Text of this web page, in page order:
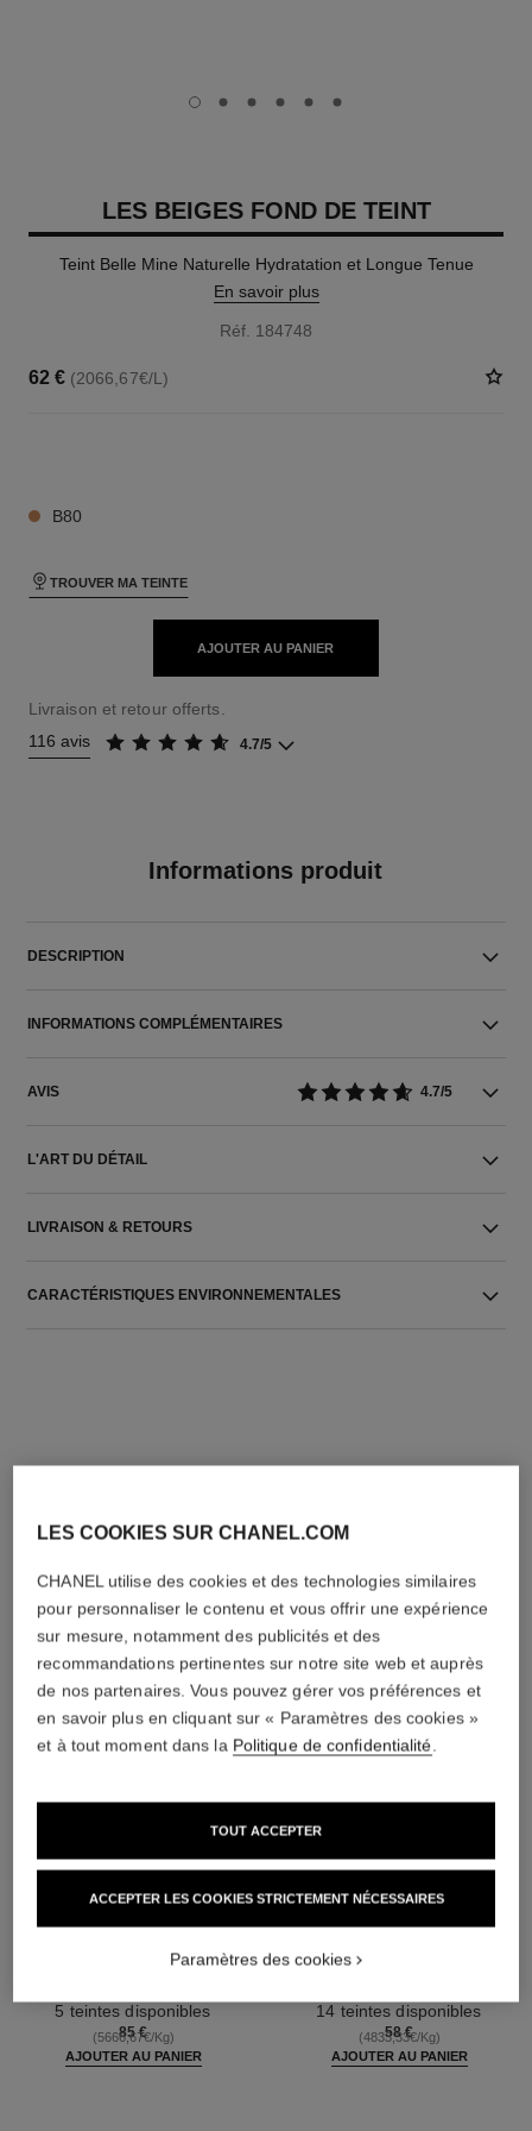
carousel dot
carousel dot
carousel dot
carousel dot
carousel dot
carousel dot
LES BEIGES FOND DE TEINT
Teint Belle Mine Naturelle Hydratation et Longue Tenue
En savoir plus
Réf. 184748
62 € (2066,67€/L)
B80
TROUVER MA TEINTE
AJOUTER AU PANIER
Livraison et retour offerts.
116 avis
4.7/5
Informations produit
DESCRIPTION
INFORMATIONS COMPLÉMENTAIRES
AVIS 4.7/5
L'ART DU DÉTAIL
LIVRAISON & RETOURS
CARACTÉRISTIQUES ENVIRONNEMENTALES
les beiges poudre belle mine
ensoleillée
Harmonie de Trois Poudres
Blush et Enlumineur. Visage,
Cou et Décolleté. Maxi Format
Réf. 186362
5 teintes disponibles
85 €
(5666,67€/Kg)
AJOUTER AU PANIER
les beiges poudre belle mine
naturelle
Poudre Légère, Imperceptible
Réf. 185872
14 teintes disponibles
58 €
(4833,33€/Kg)
AJOUTER AU PANIER
LES COOKIES SUR CHANEL.COM
CHANEL utilise des cookies et des technologies similaires
pour personnaliser le contenu et vous offrir une expérience
sur mesure, notamment des publicités et des
recommandations pertinentes sur notre site web et auprès
de nos partenaires. Vous pouvez gérer vos préférences et
en savoir plus en cliquant sur « Paramètres des cookies »
et à tout moment dans la Politique de confidentialité.
ACCEPTER LES COOKIES STRICTEMENT NÉCESSAIRES
TOUT ACCEPTER
Paramètres des cookies